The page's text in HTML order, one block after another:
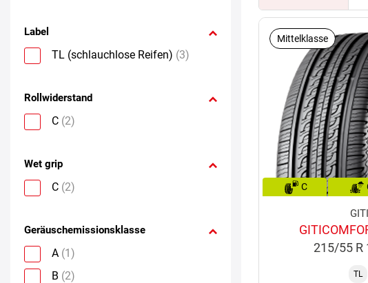
Label
TL (schlauchlose Reifen) (3)
Rollwiderstand
C (2)
Wet grip
C (2)
Geräuschemissionsklasse
A (1)
B (2)
Mittelklasse
C
GITI
215/55 R
TL